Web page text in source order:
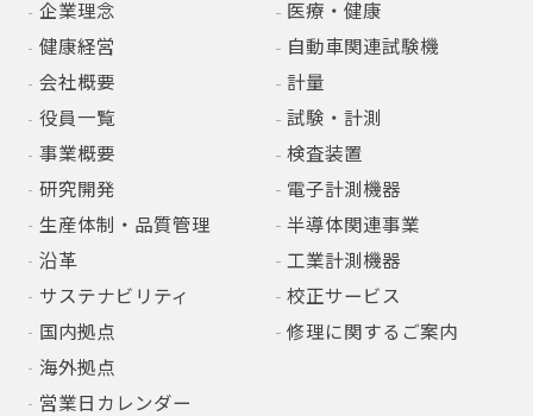
企業理念
健康経営
会社概要
役員一覧
事業概要
研究開発
生産体制・品質管理
沿革
サステナビリティ
国内拠点
海外拠点
営業日カレンダー
医療・健康
自動車関連試験機
計量
試験・計測
検査装置
電子計測機器
半導体関連事業
工業計測機器
校正サービス
修理に関するご案内